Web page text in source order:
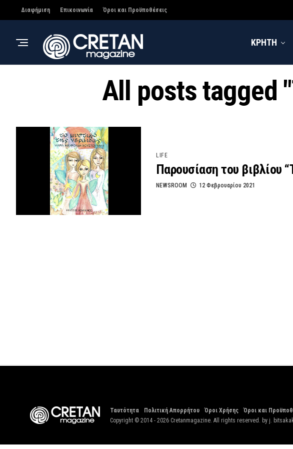
Διαφήμιση Επικοινωνία Όροι και Προϋποθέσεις
ΚΡΗΤΗ
All posts tagged
LIFE
Παρουσίαση του βιβλίου
NEWSROOM 12 Φεβρουαρίου 2021
Ταυτότητα Πολιτική Απορρήτου Όροι Χρήσης
Όροι και
Copyright © 2014 - 2026 Cretanmagazine. All rights reserved. by j.